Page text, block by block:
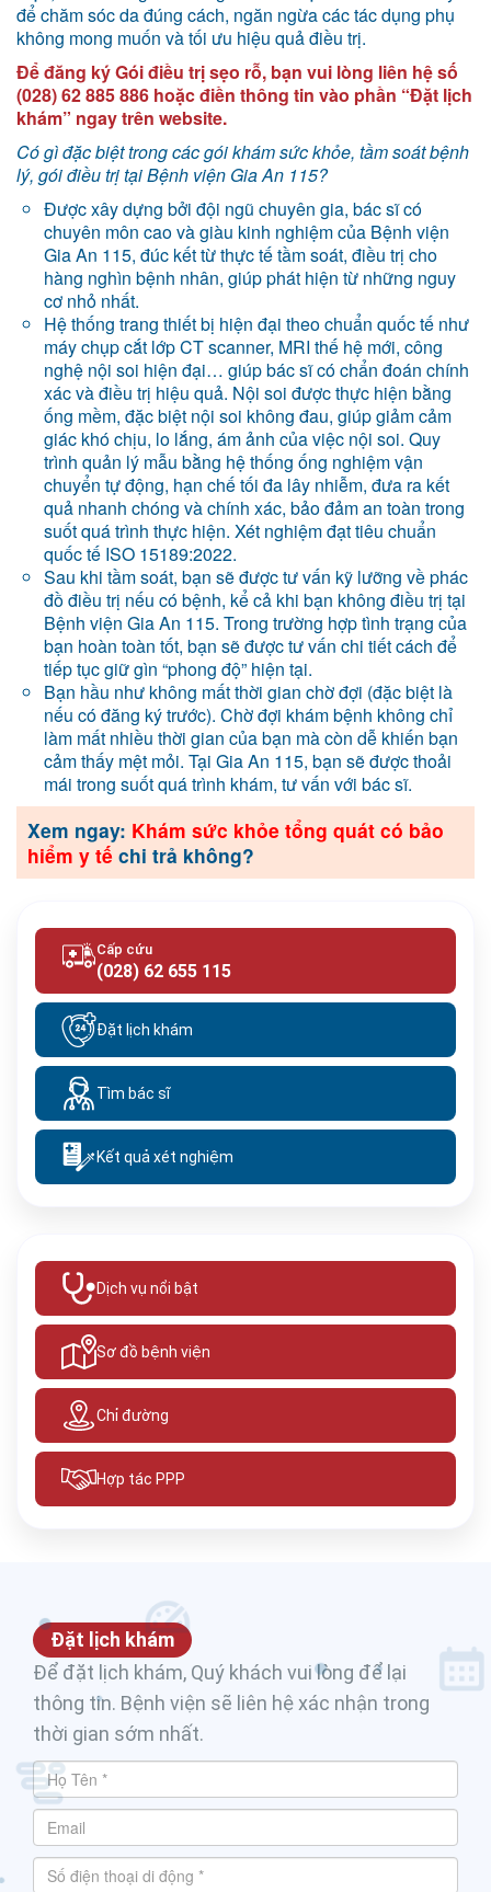
để chăm sóc da đúng cách, ngăn ngừa các tác dụng phụ
không mong muốn và tối ưu hiệu quả điều trị.
Để đăng ký Gói điều trị sẹo rỗ, bạn vui lòng liên hệ số
(028) 62 885 886 hoặc điền thông tin vào phần “Đặt lịch
khám” ngay trên website.
Có gì đặc biệt trong các gói khám sức khỏe, tầm soát bệnh
lý, gói điều trị tại Bệnh viện Gia An 115?
Được xây dựng bởi đội ngũ chuyên gia, bác sĩ có
chuyên môn cao và giàu kinh nghiệm của Bệnh viện
Gia An 115, đúc kết từ thực tế tầm soát, điều trị cho
hàng nghìn bệnh nhân, giúp phát hiện từ những nguy
cơ nhỏ nhất.
Hệ thống trang thiết bị hiện đại theo chuẩn quốc tế như
máy chụp cắt lớp CT scanner, MRI thế hệ mới, công
nghệ nội soi hiện đại… giúp bác sĩ có chẩn đoán chính
xác và điều trị hiệu quả. Nội soi được thực hiện bằng
ống mềm, đặc biệt nội soi không đau, giúp giảm cảm
giác khó chịu, lo lắng, ám ảnh của việc nội soi. Quy
trình quản lý mẫu bằng hệ thống ống nghiệm vận
chuyển tự động, hạn chế tối đa lây nhiễm, đưa ra kết
quả nhanh chóng và chính xác, bảo đảm an toàn trong
suốt quá trình thực hiện. Xét nghiệm đạt tiêu chuẩn
quốc tế ISO 15189:2022.
Sau khi tầm soát, bạn sẽ được tư vấn kỹ lưỡng về phác
đồ điều trị nếu có bệnh, kể cả khi bạn không điều trị tại
Bệnh viện Gia An 115. Trong trường hợp tình trạng của
bạn hoàn toàn tốt, bạn sẽ được tư vấn chi tiết cách để
tiếp tục giữ gìn “phong độ” hiện tại.
Bạn hầu như không mất thời gian chờ đợi (đặc biệt là
nếu có đăng ký trước). Chờ đợi khám bệnh không chỉ
làm mất nhiều thời gian của bạn mà còn dễ khiến bạn
cảm thấy mệt mỏi. Tại Gia An 115, bạn sẽ được thoải
mái trong suốt quá trình khám, tư vấn với bác sĩ.
Xem ngay: Khám sức khỏe tổng quát có bảo
hiểm y tế chi trả không?
Cấp cứu
(028) 62 655 115
Đặt lịch khám
Tìm bác sĩ
Kết quả xét nghiệm
Dịch vụ nổi bật
Sơ đồ bệnh viện
Chỉ đường
Hợp tác PPP
Đặt lịch khám
Để đặt lịch khám, Quý khách vui lòng để lại
thông tin. Bệnh viện sẽ liên hệ xác nhận trong
thời gian sớm nhất.